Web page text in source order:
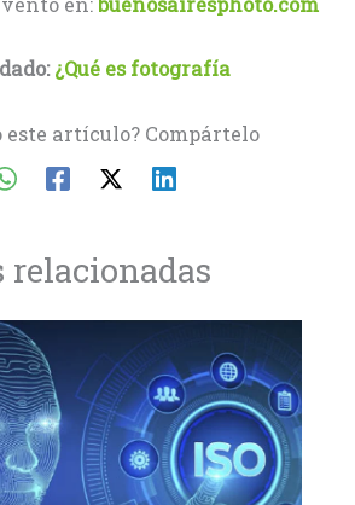
¿Qué es fotografía
este artículo? Compártelo
relacionadas